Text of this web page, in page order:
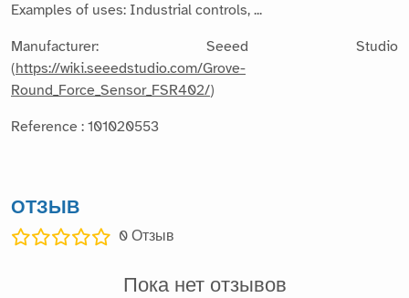
Examples of uses: Industrial controls, ...
Manufacturer: Seeed Studio
(https://wiki.seeedstudio.com/Grove-
Round_Force_Sensor_FSR402/)
Reference : 101020553
ОТЗЫВ
0 Отзыв
Пока нет отзывов